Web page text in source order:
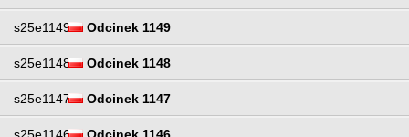
s25e1149 Odcinek 1149
s25e1148 Odcinek 1148
s25e1147 Odcinek 1147